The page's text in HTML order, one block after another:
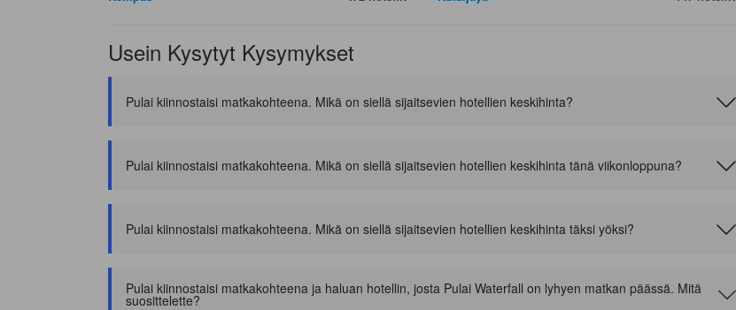
Usein Kysytyt Kysymykset
Pulai kiinnostaisi matkakohteena. Mikä on siellä sijaitsevien hotellien keskihinta?
Pulai kiinnostaisi matkakohteena. Mikä on siellä sijaitsevien hotellien keskihinta tänä viikonloppuna?
Pulai kiinnostaisi matkakohteena. Mikä on siellä sijaitsevien hotellien keskihinta täksi yöksi?
Pulai kiinnostaisi matkakohteena ja haluan hotellin, josta Pulai Waterfall on lyhyen matkan päässä. Mitä
suosittelette?